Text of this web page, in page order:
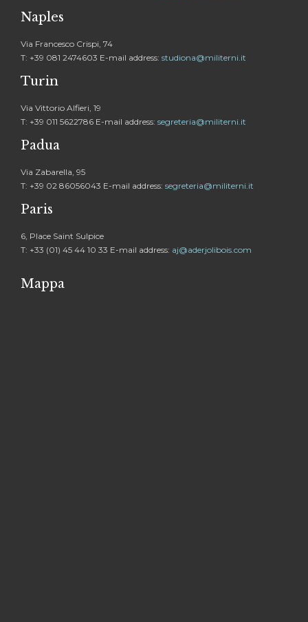
Naples
Via Francesco Crispi, 74
T: +39 081 2474603 E-mail address: studiona@militerni.it
Turin
Via Vittorio Alfieri, 19
T: +39 011 5622786 E-mail address: segreteria@militerni.it
Padua
Via Zabarella, 95
T: +39 02 86056043 E-mail address: segreteria@militerni.it
Paris
6, Place Saint Sulpice
T: +33 (01) 45 44 10 33 E-mail address: aj@aderjolibois.com
Mappa